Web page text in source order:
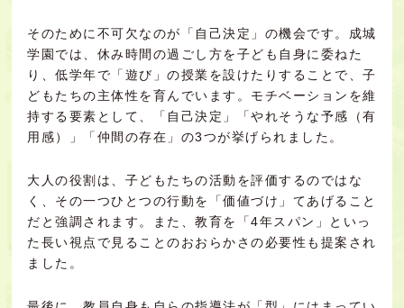
そのために不可欠なのが「自己決定」の機会です。成城
学園では、休み時間の過ごし方を子ども自身に委ねた
り、低学年で「遊び」の授業を設けたりすることで、子
どもたちの主体性を育んでいます。モチベーションを維
持する要素として、「自己決定」「やれそうな予感（有
用感）」「仲間の存在」の3つが挙げられました。
大人の役割は、子どもたちの活動を評価するのではな
く、その一つひとつの行動を「価値づけ」てあげること
だと強調されます。また、教育を「4年スパン」といっ
た長い視点で見ることのおおらかさ の必要性も提案され
ました。